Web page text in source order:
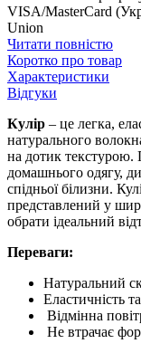
VISA/MasterCard
Union
Читати повністю
Коротко про товар
Характеристики
Відгуки
Кулір – це легка,
натурального
на дотик текстурою.
домашнього одягу,
спідньої білизни.
представлений у
обрати ідеальний
Переваги:
Натуральний
Еластичність
Відмінна
Не втрачає